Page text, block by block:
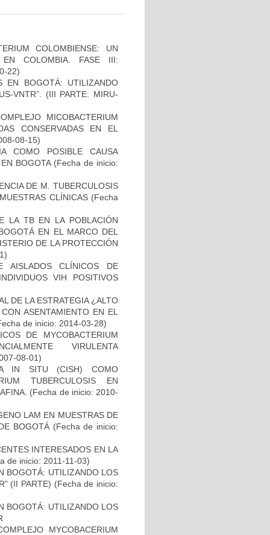
COLOMBIENSE: UN
EN COLOMBIA. FASE III:
22)
EN BOGOTÁ: UTILIZANDO
VNTR”. (III PARTE: MIRU-
MICOBACTERIUM
CONSERVADAS EN EL
08-15)
COMO POSIBLE CAUSA
BOGOTA(Fecha de inicio:
DE M. TUBERCULOSIS
CLÍNICAS (Fecha
LA TB EN LA POBLACIÓN
EN EL MARCO DEL
DE LA PROTECCIÓN
AISLADOS CLÍNICOS DE
VIH POSITIVOS
DE LA ESTRATEGIA ¿ALTO
ASENTAMIENTO EN EL
de inicio: 2014-03-28)
DE MYCOBACTERIUM
VIRULENTA
08-01)
IN SITU (CISH) COMO
TUBERCULOSIS EN
(Fecha de inicio: 2010-
LAM EN MUESTRAS DE
BOGOTÁ(Fecha de inicio:
INTERESADOS EN LA
de inicio: 2011-11-03)
BOGOTÁ: UTILIZANDO LOS
(II PARTE) (Fecha de inicio:
BOGOTÁ: UTILIZANDO LOS
MYCOBACERIUM